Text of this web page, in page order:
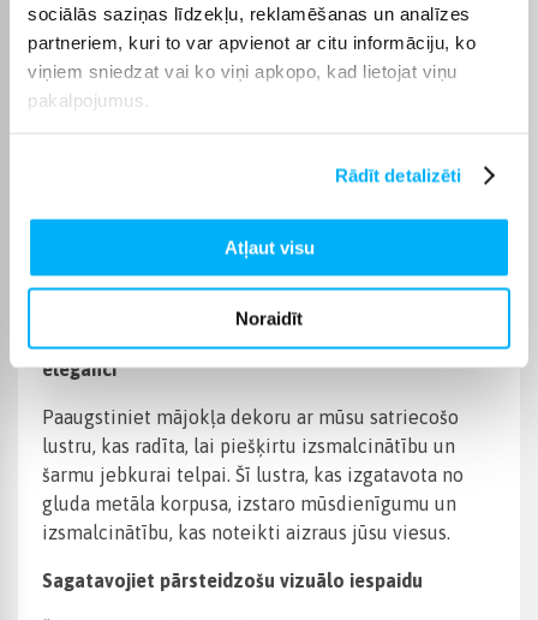
sociālās saziņas līdzekļu, reklamēšanas un analīzes
partneriem, kuri to var apvienot ar citu informāciju, ko
viņiem sniedzat vai ko viņi apkopo, kad lietojat viņu
pakalpojumus.
Rādīt detalizēti
Atļaut visu
Noraidīt
Garums, cm - 28
Mājas telpa
Preces apraksts
eleganci
Paaugstiniet mājokļa dekoru ar mūsu satriecošo
lustru, kas radīta, lai piešķirtu izsmalcinātību un
šarmu jebkurai telpai. Šī lustra, kas izgatavota no
gluda metāla korpusa, izstaro mūsdienīgumu un
izsmalcinātību, kas noteikti aizraus jūsu viesus.
Sagatavojiet pārsteidzošu vizuālo iespaidu